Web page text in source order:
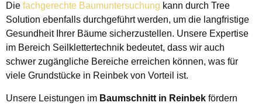
Die fachgerechte Baumuntersuchung kann durch Tree
Solution ebenfalls durchgeführt werden, um die langfristige
Gesundheit Ihrer Bäume sicherzustellen. Unsere Expertise
im Bereich Seilklettertechnik bedeutet, dass wir auch
schwer zugängliche Bereiche erreichen können, was für
viele Grundstücke in Reinbek von Vorteil ist.
Unsere Leistungen im Baumschnitt in Reinbek fördern